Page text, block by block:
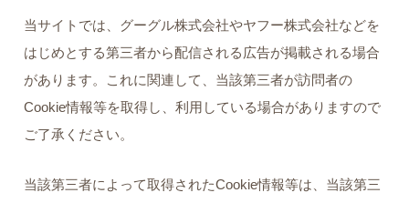
当サイトでは、グーグル株式会社やヤフー株式会社などを
はじめとする第三者から配信される広告が掲載される場合
があります。これに関連して、当該第三者が訪問者の
Cookie情報等を取得し、利用している場合がありますので
ご了承ください。
当該第三者によって取得されたCookie情報等は、当該第三